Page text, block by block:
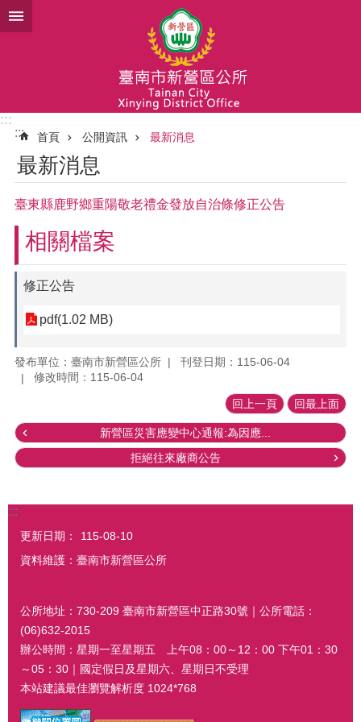
跳到主要內容區塊
:::
:::
首頁 公開資訊 最新消息
最新消息
臺東縣鹿野鄉重陽敬老禮金發放自治條修正公告
相關檔案
修正公告
pdf(1.02 MB)
發布單位：臺南市新營區公所
刊登日期：115-06-04
修改時間：115-06-04
回上一頁 回最上面
新營區災害應變中心通報:為因應...
拒絕往來廠商公告
:::
更新日期：
115-08-10
資料維護：臺南市新營區公所
公所地址：730-209 臺南市新營區中正路30號｜公所電話：
(06)632-2015
辦公時間：星期一至星期五 上午08：00～12：00 下午01：30
～05：30｜國定假日及星期六、星期日不受理
本站建議最佳瀏覽解析度 1024*768